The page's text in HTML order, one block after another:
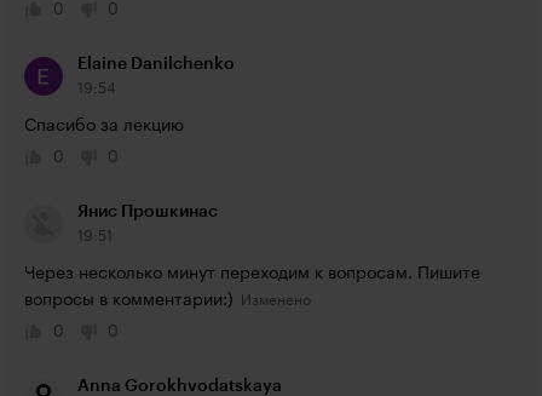
0
0
Elaine Danilchenko
19:54
Спасибо за лекцию
0
0
Янис Прошкинас
19:51
Через несколько минут переходим к вопросам. Пишите
вопросы в комментарии:)
0
0
Anna Gorokhvodatskaya